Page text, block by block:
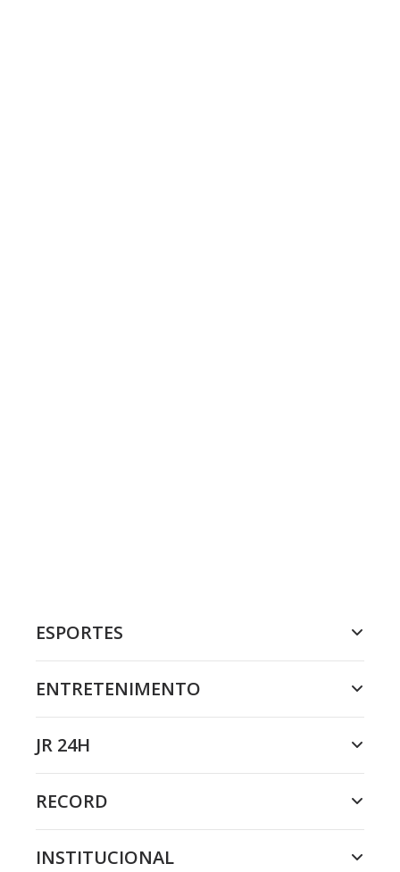
ESPORTES
ENTRETENIMENTO
JR 24H
RECORD
INSTITUCIONAL